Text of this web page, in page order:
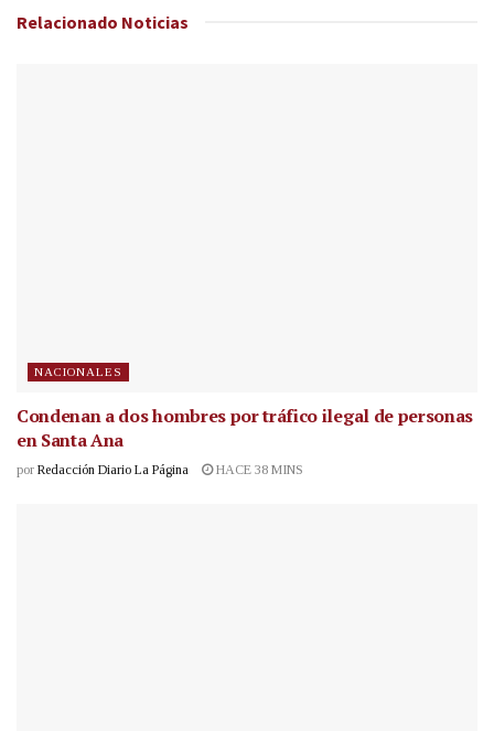
Relacionado Noticias
NACIONALES
Condenan a dos hombres por tráfico ilegal de personas
en Santa Ana
por Redacción Diario La Página HACE 38 MINS